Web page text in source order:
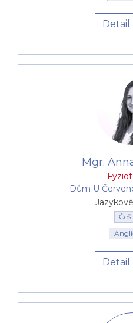
Detail
Mgr.
Dům U
Detail